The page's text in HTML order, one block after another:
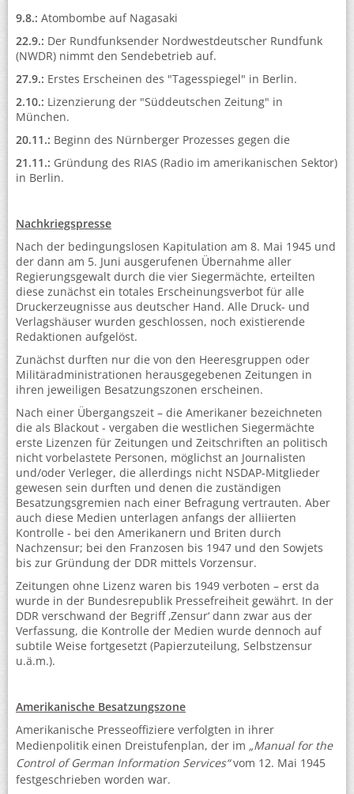
9.8.: Atombombe auf Nagasaki
22.9.: Der Rundfunksender Nordwestdeutscher Rundfunk
(NWDR) nimmt den Sendebetrieb auf.
27.9.: Erstes Erscheinen des "Tagesspiegel" in Berlin.
2.10.: Lizenzierung der "Süddeutschen Zeitung" in
München.
20.11.: Beginn des Nürnberger Prozesses gegen die
21.11.: Gründung des RIAS (Radio im amerikanischen Sektor)
in Berlin.
Nachkriegspresse
Nach der bedingungslosen Kapitulation am 8. Mai 1945 und
der dann am 5. Juni ausgerufenen Übernahme aller
Regierungsgewalt durch die vier Siegermächte, erteilten
diese zunächst ein totales Erscheinungsverbot für alle
Druckerzeugnisse aus deutscher Hand. Alle Druck- und
Verlagshäuser wurden geschlossen, noch existierende
Redaktionen aufgelöst.
Zunächst durften nur die von den Heeresgruppen oder
Militäradministrationen herausgegebenen Zeitungen in
ihren jeweiligen Besatzungszonen erscheinen.
Nach einer Übergangszeit – die Amerikaner bezeichneten
die als Blackout - vergaben die westlichen Siegermächte
erste Lizenzen für Zeitungen und Zeitschriften an politisch
nicht vorbelastete Personen, möglichst an Journalisten
und/oder Verleger, die allerdings nicht NSDAP-Mitglieder
gewesen sein durften und denen die zuständigen
Besatzungsgremien nach einer Befragung vertrauten. Aber
auch diese Medien unterlagen anfangs der alliierten
Kontrolle - bei den Amerikanern und Briten durch
Nachzensur; bei den Franzosen bis 1947 und den Sowjets
bis zur Gründung der DDR mittels Vorzensur.
Zeitungen ohne Lizenz waren bis 1949 verboten – erst da
wurde in der Bundesrepublik Pressefreiheit gewährt. In der
DDR verschwand der Begriff ‚Zensur‘ dann zwar aus der
Verfassung, die Kontrolle der Medien wurde dennoch auf
subtile Weise fortgesetzt (Papierzuteilung, Selbstzensur
u.ä.m.).
Amerikanische Besatzungszone
Amerikanische Presseoffiziere verfolgten in ihrer
Medienpolitik einen Dreistufenplan, der im „Manual for the
Control of German Information Services“vom 12. Mai 1945
festgeschrieben worden war.